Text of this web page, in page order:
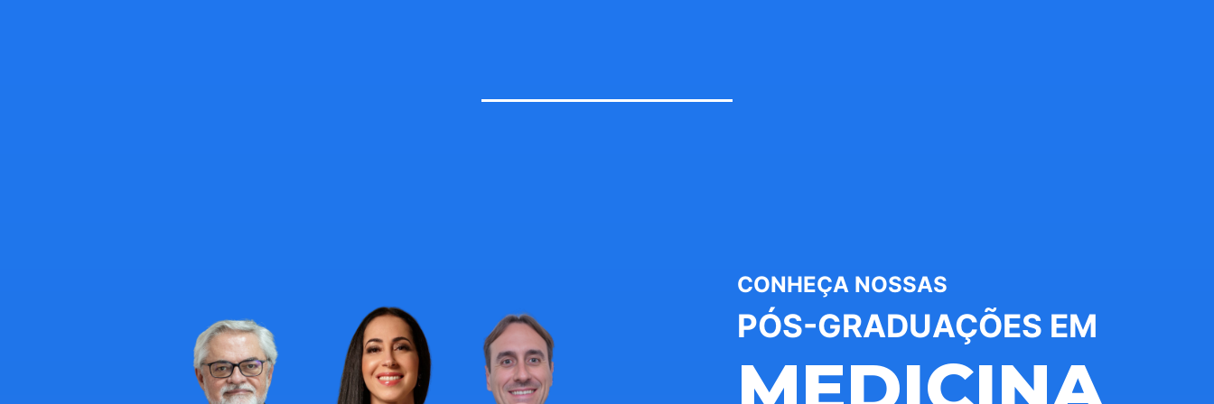
CONHEÇA NOSSAS
PÓS-GRADUAÇÕES EM